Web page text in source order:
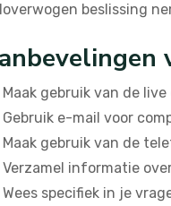
beslissing
Maak gebruik van de
Gebruik e-mail voor
Maak gebruik van de
Verzamel informatie
Wees specifiek in je